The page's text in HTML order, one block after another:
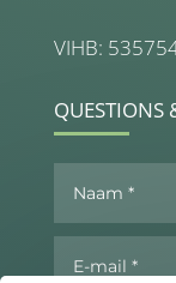
VIHB:
QUESTIONS